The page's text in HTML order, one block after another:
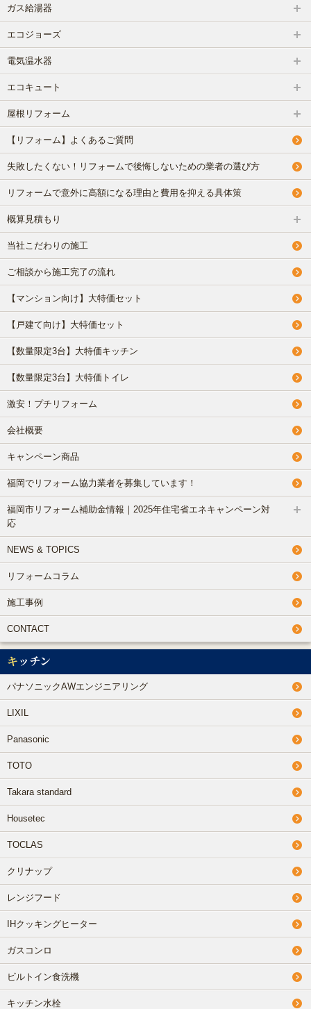
ガス給湯器
エコジョーズ
電気温水器
エコキュート
屋根リフォーム
【リフォーム】よくあるご質問
失敗したくない！リフォームで後悔しないための業者の選び方
リフォームで意外に高額になる理由と費用を抑える具体策
概算見積もり
当社こだわりの施工
ご相談から施工完了の流れ
【マンション向け】大特価セット
【戸建て向け】大特価セット
【数量限定3台】大特価キッチン
【数量限定3台】大特価トイレ
激安！プチリフォーム
会社概要
キャンペーン商品
福岡でリフォーム協力業者を募集しています！
福岡市リフォーム補助金情報｜2025年住宅省エネキャンペーン対
応
NEWS & TOPICS
リフォームコラム
施工事例
CONTACT
キッチン
パナソニックAWエンジニアリング
LIXIL
Panasonic
TOTO
Takara standard
Housetec
TOCLAS
クリナップ
レンジフード
IHクッキングヒーター
ガスコンロ
ビルトイン食洗機
キッチン水栓